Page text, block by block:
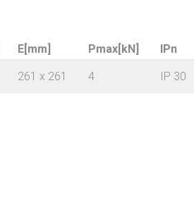
E[mm] Pmax[kN] IPn
261 x 261 4 IP 30